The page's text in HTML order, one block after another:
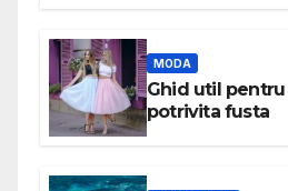
MODA
Ghid util
potrivita fusta